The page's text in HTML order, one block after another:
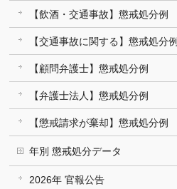
【飲酒・交通事故】懲戒処分例
【交通事故に関する】懲戒処分例
【顧問弁護士】懲戒処分例
【弁護士法人】懲戒処分例
【懲戒請求が棄却】懲戒処分例
年別 懲戒処分データ
2026年 官報公告